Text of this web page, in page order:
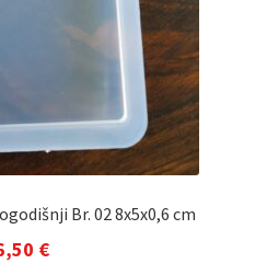
Br. 02 8x5x0,6 cm
€